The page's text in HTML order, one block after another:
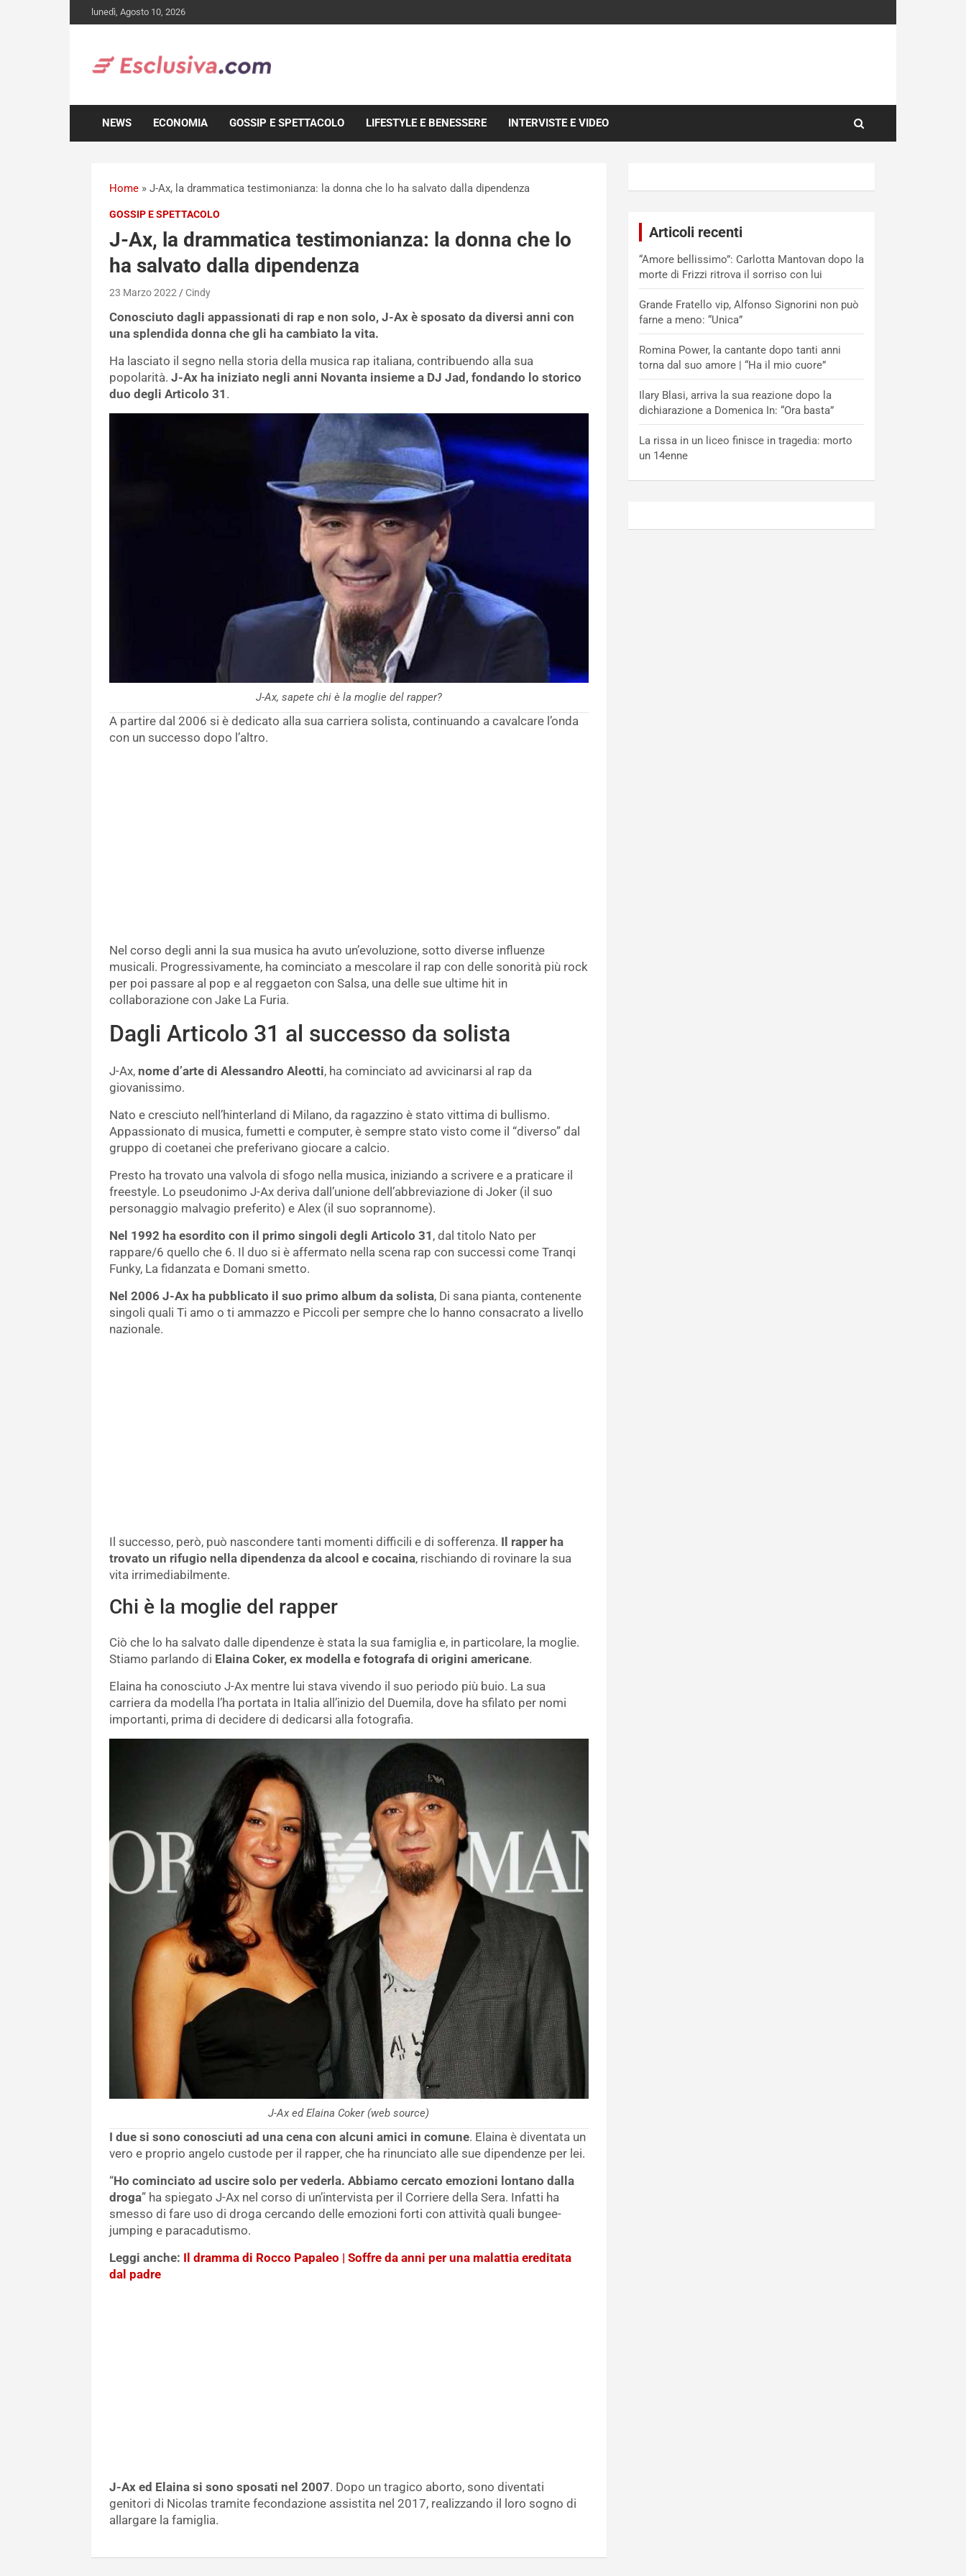
to
lunedì, Agosto 10, 2026
NEWS ECONOMIA GOSSIP E SPETTACOLO LIFESTYLE E BENESSERE INTERVISTE E VIDEO
Home » J-Ax, la drammatica testimonianza: la donna che lo ha salvato dalla dipendenza
GOSSIP E SPETTACOLO
J-Ax, la drammatica testimonianza: la donna che lo
ha salvato dalla dipendenza
23 Marzo 2022 Cindy
Conosciuto dagli appassionati di rap e non solo, J-Ax è sposato da diversi anni con
una splendida donna che gli ha cambiato la vita.
Ha lasciato il segno nella storia della musica rap italiana, contribuendo alla sua
popolarità. J-Ax ha iniziato negli anni Novanta insieme a DJ Jad, fondando lo storico
duo degli Articolo 31 .
J-Ax, sapete chi è la moglie del rapper?
A partire dal 2006 si è dedicato alla sua carriera solista, continuando a cavalcare l’onda
con un successo dopo l’altro.
Nel corso degli anni la sua musica ha avuto un’evoluzione, sotto diverse influenze
musicali. Progressivamente, ha cominciato a mescolare il rap con delle sonorità più rock
per poi passare al pop e al reggaeton con Salsa, una delle sue ultime hit in
collaborazione con Jake La Furia.
Dagli Articolo 31 al successo da solista
J-Ax, nome d’arte di Alessandro Aleotti, ha cominciato ad avvicinarsi al rap da
giovanissimo.
Nato e cresciuto nell’hinterland di Milano, da ragazzino è stato vittima di bullismo.
Appassionato di musica, fumetti e computer, è sempre stato visto come il “diverso” dal
gruppo di coetanei che preferivano giocare a calcio.
Presto ha trovato una valvola di sfogo nella musica, iniziando a scrivere e a praticare il
freestyle. Lo pseudonimo J-Ax deriva dall’unione dell’abbreviazione di Joker (il suo
personaggio malvagio preferito) e Alex (il suo soprannome).
Nel 1992 ha esordito con il primo singoli degli Articolo 31 , dal titolo Nato per
rappare/6 quello che 6. Il duo si è affermato nella scena rap con successi come Tranqi
Funky, La fidanzata e Domani smetto.
Nel 2006 J-Ax ha pubblicato il suo primo album da solista, Di sana pianta, contenente
singoli quali Ti amo o ti ammazzo e Piccoli per sempre che lo hanno consacrato a livello
nazionale.
Il successo, però, può nascondere tanti momenti difficili e di sofferenza. Il rapper ha
trovato un rifugio nella dipendenza da alcool e cocaina, rischiando di rovinare la sua
vita irrimediabilmente.
Chi è la moglie del rapper
Ciò che lo ha salvato dalle dipendenze è stata la sua famiglia e, in particolare, la moglie.
Stiamo parlando di Elaina Coker, ex modella e fotografa di origini americane.
Elaina ha conosciuto J-Ax mentre lui stava vivendo il suo periodo più buio. La sua
carriera da modella l’ha portata in Italia all’inizio del Duemila, dove ha sfilato per nomi
importanti, prima di decidere di dedicarsi alla fotografia.
J-Ax ed Elaina Coker (web source)
I due si sono conosciuti ad una cena con alcuni amici in comune. Elaina è diventata un
vero e proprio angelo custode per il rapper, che ha rinunciato alle sue dipendenze per lei.
“Ho cominciato ad uscire solo per vederla. Abbiamo cercato emozioni lontano dalla
droga” ha spiegato J-Ax nel corso di un’intervista per il Corriere della Sera. Infatti ha
smesso di fare uso di droga cercando delle emozioni forti con attività quali bungee-
jumping e paracadutismo.
Leggi anche: Il dramma di Rocco Papaleo | Soffre da anni per una malattia ereditata
dal padre
J-Ax ed Elaina si sono sposati nel 2007. Dopo un tragico aborto, sono diventati
genitori di Nicolas tramite fecondazione assistita nel 2017, realizzando il loro sogno di
allargare la famiglia.
Articoli recenti
“Amore bellissimo”: Carlotta Mantovan dopo la
morte di Frizzi ritrova il sorriso con lui
Grande Fratello vip, Alfonso Signorini non può
farne a meno: “Unica”
Romina Power, la cantante dopo tanti anni
torna dal suo amore | “Ha il mio cuore”
Ilary Blasi, arriva la sua reazione dopo la
dichiarazione a Domenica In: “Ora basta”
La rissa in un liceo finisce in tragedia: morto
un 14enne